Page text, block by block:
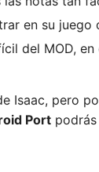
en su juego
del MOD, en
Isaac, pero
Port